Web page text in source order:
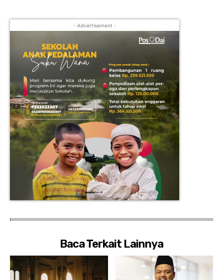
- Advertisement -
Baca Terkait Lainnya